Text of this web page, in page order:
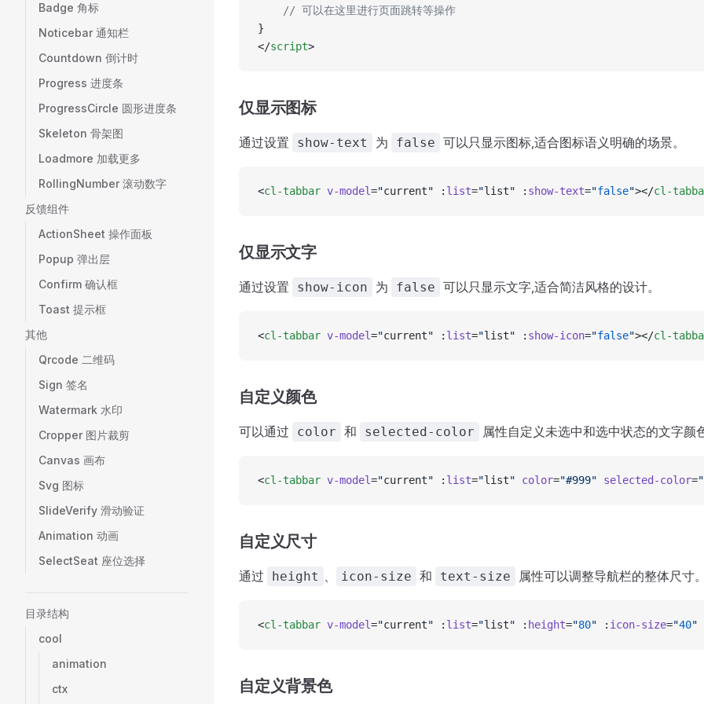
Badge 角标
Noticebar 通知栏
Countdown 倒计时
Progress 进度条
ProgressCircle 圆形进度条
Skeleton 骨架图
Loadmore 加载更多
RollingNumber 滚动数字
反馈组件
ActionSheet 操作面板
Popup 弹出层
Confirm 确认框
Toast 提示框
其他
Qrcode 二维码
Sign 签名
Watermark 水印
Cropper 图片裁剪
Canvas 画布
Svg 图标
SlideVerify 滑动验证
Animation 动画
SelectSeat 座位选择
目录结构
cool
animation
ctx
	// 可以在这里进行页面跳转等操作
}
</script>
仅显示图标
通过设置 show-text 为 false 可以只显示图标,适合图标语义明确的场景。
<cl-tabbar v-model="current" : list="list" : show-text="false"></cl-
仅显示文字
通过设置 show-icon 为 false 可以只显示文字,适合简洁风格的设计。
<cl-tabbar v-model="current" : list="list" : show-icon="false"></cl-
自定义颜色
可以通过 color 和 selected-color 属性自定义未选中和选中状态的文字颜
<cl-tabbar v-model="current" : list="list" color="#999" selected-color=
自定义尺寸
通过 height 、 icon-size 和 text-size 属性可以调整导航栏的整体尺寸。
<cl-tabbar v-model="current" : list="list" : height="80" : icon-size="40"
自定义背景色